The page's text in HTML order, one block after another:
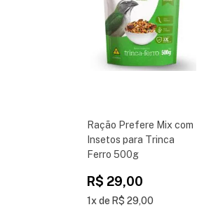
Ração Prefere Mix com
Insetos para Trinca
Ferro 500g
R$ 29,00
1 R$ 29,00